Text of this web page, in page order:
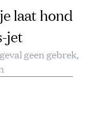
laat hond
jet
geen gebrek,